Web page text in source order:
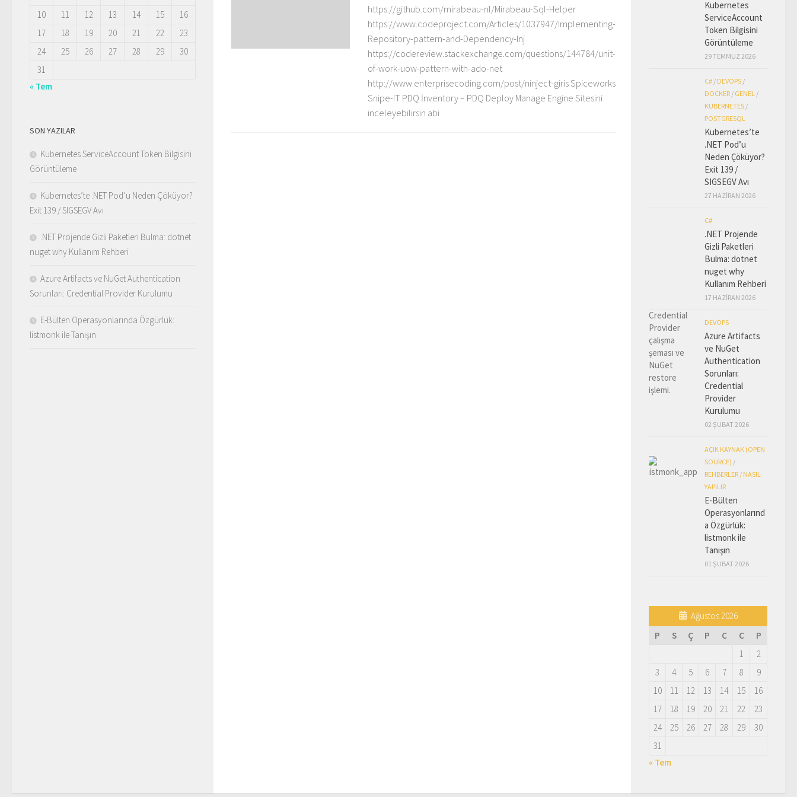
https://github.com/mirabeau-nl/Mirabeau-Sql-Helper
https://www.codeproject.com/Articles/1037947/Implementing-
Repository-pattern-and-Dependency-Inj
https://codereview.stackexchange.com/questions/144784/unit-
of-work-uow-pattern-with-ado-net
http://www.enterprisecoding.com/post/ninject-giris Spiceworks
Snipe-IT PDQ İnventory – PDQ Deploy Manage Engine Sitesini
inceleyebilirsin abi
10
11 12 13 14 15
16
17
18 19 20 21 22
23
24
25 26 27 28 29
30
31
« Tem
SON YAZILAR
Kubernetes ServiceAccount Token Bilgisini
Görüntüleme
Kubernetes’te .NET Pod’u Neden Çöküyor?
Exit 139 / SIGSEGV Avı
.NET Projende Gizli Paketleri Bulma: dotnet
nuget why Kullanım Rehberi
Azure Artifacts ve NuGet Authentication
Sorunları: Credential Provider Kurulumu
E-Bülten Operasyonlarında Özgürlük:
listmonk ile Tanışın
Kubernetes
ServiceAccount
Token Bilgisini
Görüntüleme
29 TEMMUZ 2026
C# / DEVOPS /
DOCKER / GENEL /
KUBERNETES /
POSTGRESQL
Kubernetes’te
.NET Pod’u
Neden Çöküyor?
Exit 139 /
SIGSEGV Avı
27 HAZIRAN 2026
C#
.NET Projende
Gizli Paketleri
Bulma: dotnet
nuget why
Kullanım Rehberi
17 HAZIRAN 2026
DEVOPS
Azure Artifacts
ve NuGet
Authentication
Sorunları:
Credential
Provider
Kurulumu
02 ŞUBAT 2026
AÇIK KAYNAK (OPEN
SOURCE) /
REHBERLER / NASIL
YAPILIR
E-Bülten
Operasyonlarınd
a Özgürlük:
listmonk ile
Tanışın
01 ŞUBAT 2026
Ağustos 2026
P
S Ç P C C
P
1
2
3
4 5 6 7 8
9
10
11 12 13 14 15
16
17
18 19 20 21 22
23
24
25 26 27 28 29
30
31
« Tem